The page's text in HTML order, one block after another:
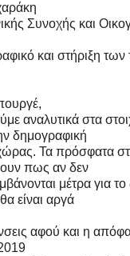
κη
ής Συνοχής και
και στήριξη των
ουργέ,
ε αναλυτικά στα
δημογραφική
Τα πρόσφατα
πως αν δεν
μέτρα για το
είναι αργά
αφού και η α
19